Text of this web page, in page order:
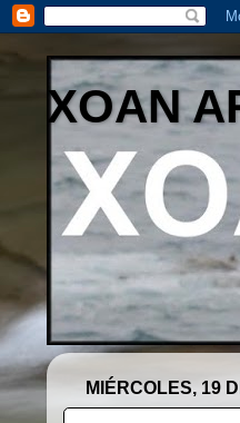
XOAN
MIÉRCOLES, 19